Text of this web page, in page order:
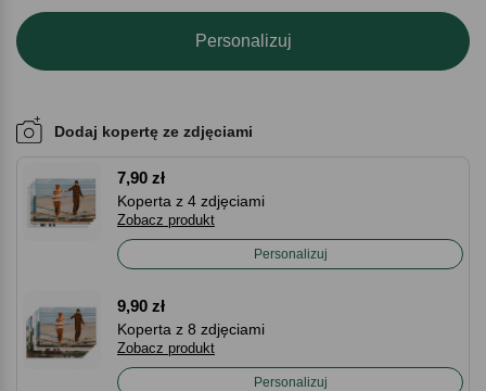
Personalizuj
Dodaj kopertę ze zdjęciami
7,90 zł
Koperta z 4 zdjęciami
Zobacz produkt
Personalizuj
9,90 zł
Koperta z 8 zdjęciami
Zobacz produkt
Personalizuj